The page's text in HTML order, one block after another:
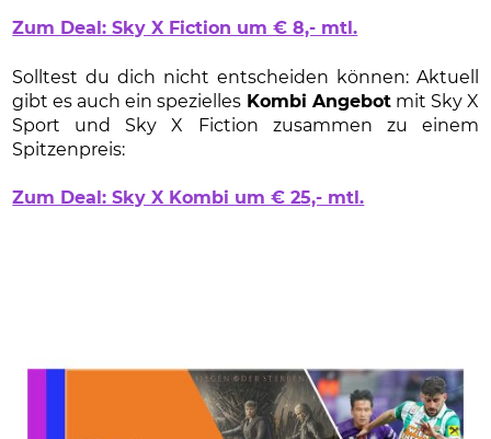
Zum Deal: Sky X Fiction um € 8,- mtl.
Solltest du dich nicht entscheiden können: Aktuell
gibt es auch ein spezielles Kombi Angebotmit Sky X
Sport und Sky X Fiction zusammen zu einem
Spitzenpreis:
Zum Deal: Sky X Kombi um € 25,- mtl.